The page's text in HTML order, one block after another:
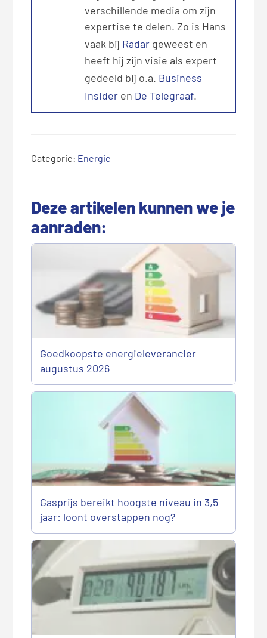
verschillende media om zijn
expertise te delen. Zo is Hans
vaak bij Radar geweest en
heeft hij zijn visie als expert
gedeeld bij o.a. Business
Insider en De Telegraaf.
Categorie: Energie
Deze artikelen kunnen we je
aanraden:
Goedkoopste energieleverancier
augustus 2026
Gasprijs bereikt hoogste niveau in 3,5
jaar: loont overstappen nog?